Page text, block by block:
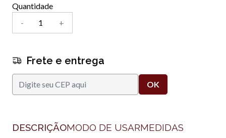
Quantidade
-
+
Frete e entrega
DESCRIÇÃOMODO DE USARMEDIDAS